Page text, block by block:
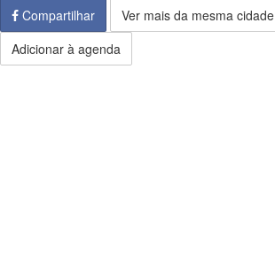
Compartilhar
Ver mais da mesma cidade
Adicionar à agenda